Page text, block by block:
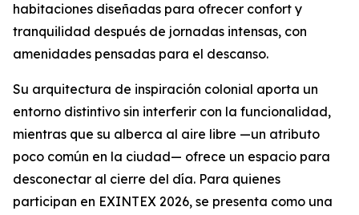
habitaciones diseñadas para ofrecer confort y
tranquilidad después de jornadas intensas, con
amenidades pensadas para el descanso.
Su arquitectura de inspiración colonial aporta un
entorno distintivo sin interferir con la funcionalidad,
mientras que su alberca al aire libre —un atributo
poco común en la ciudad— ofrece un espacio para
desconectar al cierre del día. Para quienes
participan en EXINTEX 2026, se presenta como una